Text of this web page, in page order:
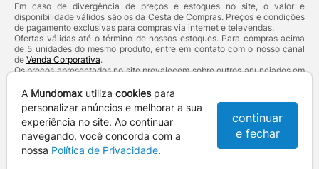
Em caso de divergência de preços e estoques no site, o valor e
disponibilidade válidos são os da Cesta de Compras. Preços e condições
de pagamento exclusivas para compras via internet e televendas.
Ofertas válidas até o término de nossos estoques. Para compras acima
de 5 unidades do mesmo produto, entre em contato com o nosso canal
de Venda Corporativa.
Os preços apresentados no site prevalecem sobre outros anunciados em
Defesa do Consumidor:Lei nº 8.078.
Vendas sujeitas à confirmação de dados e análises de crédito e risco.
Razão Social: Hayamax Distribuidora de Produtos Eletrônicos Ltda -
CNPJ: 01.725.627/0002-53 - Endereço: R. Senador Souza Naves, 9 -
Centro - CEP: 86010-921 - Londrina / PR
Mundomax. 2007 - 2026 - Todos os direitos reservados. - Fotos e
A Mundomax utiliza cookiespara
personalizar anúncios e melhorar a sua
experiência no site. Ao continuar
navegando, você concorda com a
nossa Política de Privacidade.
continuar
e fechar